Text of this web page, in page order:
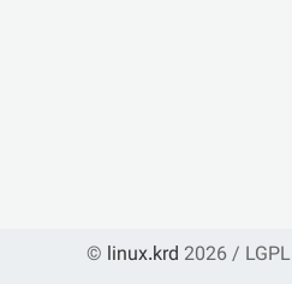
© linux.krd 2026 / LGPL